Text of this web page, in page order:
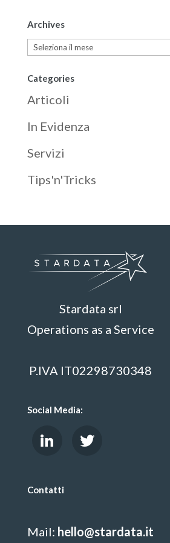
Archives
Archives
Categories
Articoli
In Evidenza
Servizi
Tips'n'Tricks
Stardata srl
Operations as a Service
P.IVA IT02298730348
Social Media:
Contatti
Mail: hello@stardata.it